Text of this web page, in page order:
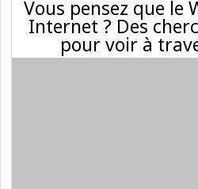
Vous pensez que le
Internet ? Des
pour voir à